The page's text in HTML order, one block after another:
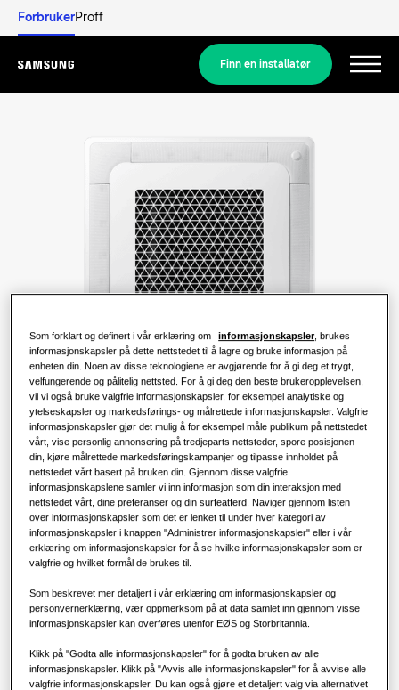
ForbrukerProff
Menu
Finn en installatør
Mer informasjon
BOLIGLØSNINGER
Hva er en varmepumpe, og hvordan
fungerer den?
Fordeler med en varmepumpe
Hva er et klimaanlegg, og hvordan
fungerer det?
KOMMERSIELLE LØSNINGER
Hoteller
Detaljhandel
Kontor
Bærekraft
Våre løsninger
LØSNINGER TIL BOLIGEN DIN
Klimaanleggsløsninger
Varmepumpeløsninger
LØSNINGER FOR NÆRINGSBYGG
Klimaanleggsløsninger
Kontroller
Produkter
Hero-produkter
Om Samsung
KAPASITET: 2.8kW
WindFree 4-veis kassett
AM028DN4DKGEU
Tilgjengelig kapasitet
2.8kW 3.6kW 4.5kW 5.6kW
7.1kW 9.0kW 11.2kW 12.8kW
14.0kW
Som forklart og definert i vår erklæring om informasjonskapsler , brukes
informasjonskapsler på dette nettstedet til å lagre og bruke informasjon på
enheten din. Noen av disse teknologiene er avgjørende for å gi deg et trygt,
velfungerende og pålitelig nettsted. For å gi deg den beste brukeropplevelsen,
vil vi også bruke valgfrie informasjonskapsler, for eksempel analytiske og
ytelseskapsler og markedsførings- og målrettede informasjonskapsler. Valgfrie
informasjonskapsler gjør det mulig å for eksempel måle publikum på nettstedet
vårt, vise personlig annonsering på tredjeparts nettsteder, spore posisjonen
din, kjøre målrettede markedsføringskampanjer og tilpasse innholdet på
nettstedet vårt basert på bruken din. Gjennom disse valgfrie
informasjonskapslene samler vi inn informasjon som din interaksjon med
nettstedet vårt, dine preferanser og din surfeatferd. Naviger gjennom listen
over informasjonskapsler som det er lenket til under hver kategori av
informasjonskapsler i knappen "Administrer informasjonskapsler" eller i vår
erklæring om informasjonskapsler for å se hvilke informasjonskapsler som er
valgfrie og hvilket formål de brukes til.
Som beskrevet mer detaljert i vår erklæring om informasjonskapsler og
personvernerklæring, vær oppmerksom på at data samlet inn gjennom visse
informasjonskapsler kan overføres utenfor EØS og Storbritannia.
Klikk på "Godta alle informasjonskapsler" for å godta bruken av alle
informasjonskapsler. Klikk på "Avvis alle informasjonskapsler" for å avvise alle
valgfrie informasjonskapsler. Du kan også gjøre et detaljert valg via alternativet